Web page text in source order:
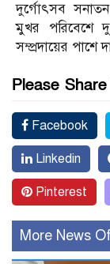
দুর্গোৎসব
মুখর পরিবেশে
সম্প্রদায়ের পাশে
Please
Facebook
Linkedin
Pinterest
More News